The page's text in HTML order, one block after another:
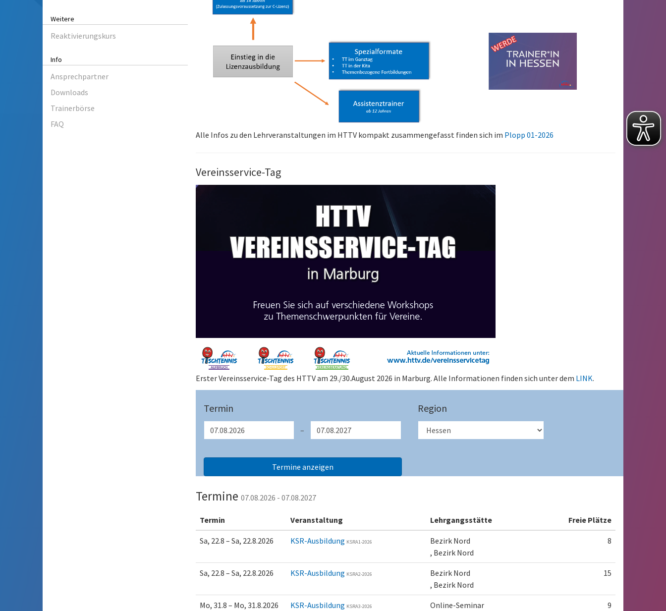
Weitere
Reaktivierungskurs
Info
Ansprechpartner
Downloads
Trainerbörse
FAQ
Alle Infos zu den Lehrveranstaltungen im HTTV kompakt zusammengefasst finden sich im Plopp 01-2026
Vereinsservice-Tag
Erster Vereinsservice-Tag des HTTV am 29./30.August 2026 in Marburg. Alle Informationen finden sich unter dem LINK.
Termin
–
Region
Termine 07.08.2026 - 07.08.2027
Termin Veranstaltung Lehrgangsstätte Freie Plätze
Sa, 22.8 – Sa, 22.8.2026 KSR-Ausbildung KSRA1-2026
Bezirk Nord
, Bezirk Nord
8
Sa, 22.8 – Sa, 22.8.2026 KSR-Ausbildung KSRA2-2026
Bezirk Nord
, Bezirk Nord
15
Mo, 31.8 – Mo, 31.8.2026 KSR-Ausbildung KSRA3-2026
Online-Seminar
9